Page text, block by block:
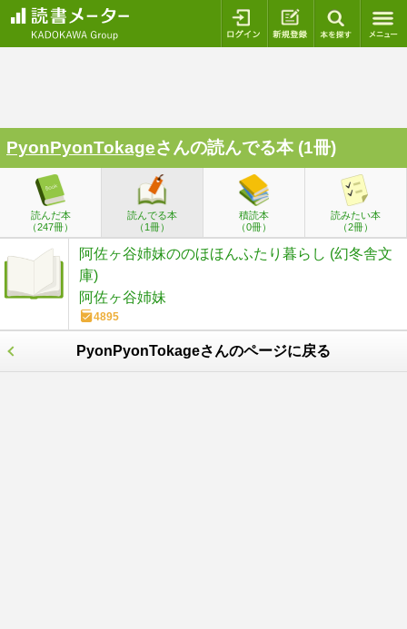
ログイン 新規登録
PyonPyonTokageさんの読んでる本 (1冊)
読んだ本
（247冊）
読んでる本
（1冊）
積読本
（0冊）
読みたい本
（2冊）
阿佐ヶ谷姉妹ののほほんふたり暮らし (幻冬舎文
庫)
阿佐ヶ谷姉妹
4895
PyonPyonTokageさんのページに戻る